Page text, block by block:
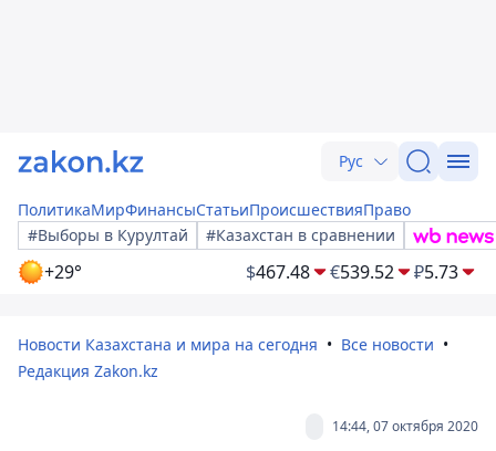
Рус
ПолитикаМирФинансыСтатьиПроисшествияПраво
#Выборы в Курултай
#Казахстан в сравнении
+29° $467.48 €539.52 ₽5.73
Новости Казахстана и мира на сегодня
Все новости
Редакция Zakon.kz
14:44, 07 октября 2020